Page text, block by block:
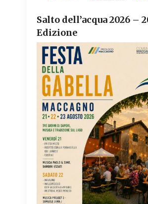
Salto dell’acqua 2026 –
Edizione